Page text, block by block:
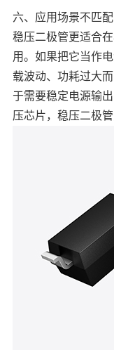
六、应用场景不匹配
稳压二极管更适合
用。如果把它当作
载波动、功耗过大
于需要稳定电源输
压芯片，稳压二极